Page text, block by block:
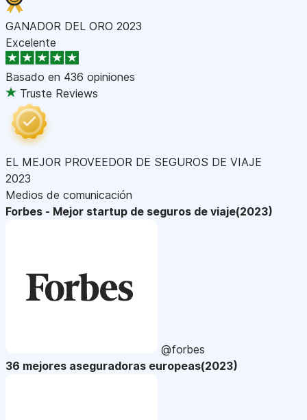
GANADOR DEL ORO 2023
Excelente
Basado en 436 opiniones
Truste Reviews
EL MEJOR PROVEEDOR DE SEGUROS DE VIAJE
2023
Medios de comunicación
Forbes - Mejor startup de seguros de viaje(2023)
@forbes
36 mejores aseguradoras europeas(2023)